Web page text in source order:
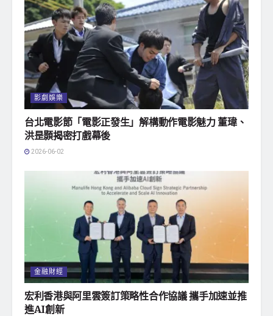
影劇娛樂
台北電影節「電影正發生」解構動作電影魅力 董瑋、
洪昰顥揭密打戲幕後
2026-06-02
金融財經
宏利香港與阿里雲簽訂策略性合作協議 攜手加速並推
進AI創新